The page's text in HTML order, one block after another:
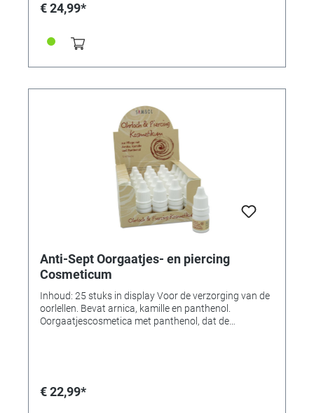
€ 24,99*
Anti-Sept Oorgaatjes- en piercing
Cosmeticum
Inhoud: 25 stuks in display Voor de verzorging van de
oorlellen. Bevat arnica, kamille en panthenol.
Oorgaatjescosmetica met panthenol, dat de
ml
€ 22,99*